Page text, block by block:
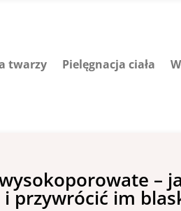
twarzy Pielęgnacja ciała
–
i przywrócić im